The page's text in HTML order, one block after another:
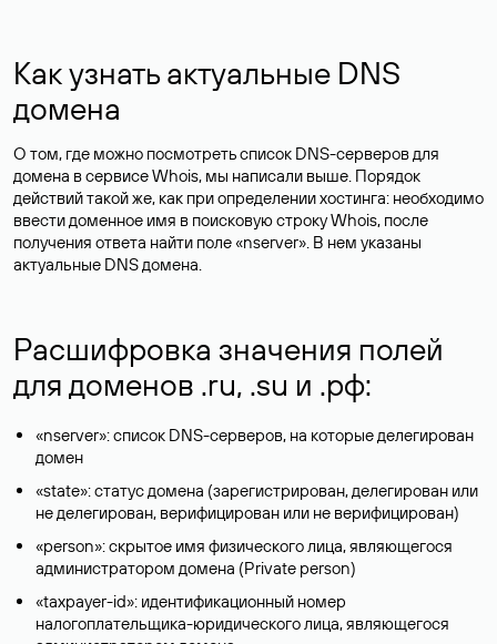
Как узнать актуальные DNS
домена
О том, где можно посмотреть список DNS-серверов для
домена в сервисе Whois, мы написали выше. Порядок
действий такой же, как при определении хостинга: необходимо
ввести доменное имя в поисковую строку Whois, после
получения ответа найти поле «nserver». В нем указаны
актуальные DNS домена.
Расшифровка значения полей
для доменов .ru, .su и .рф:
«nserver»: список DNS-серверов, на которые делегирован
домен
«state»: статус домена (зарегистрирован, делегирован или
не делегирован, верифицирован или не верифицирован)
«person»: скрытое имя физического лица, являющегося
администратором домена (Privatе person)
«taxpayer-id»: идентификационный номер
налогоплательщика-юридического лица, являющегося